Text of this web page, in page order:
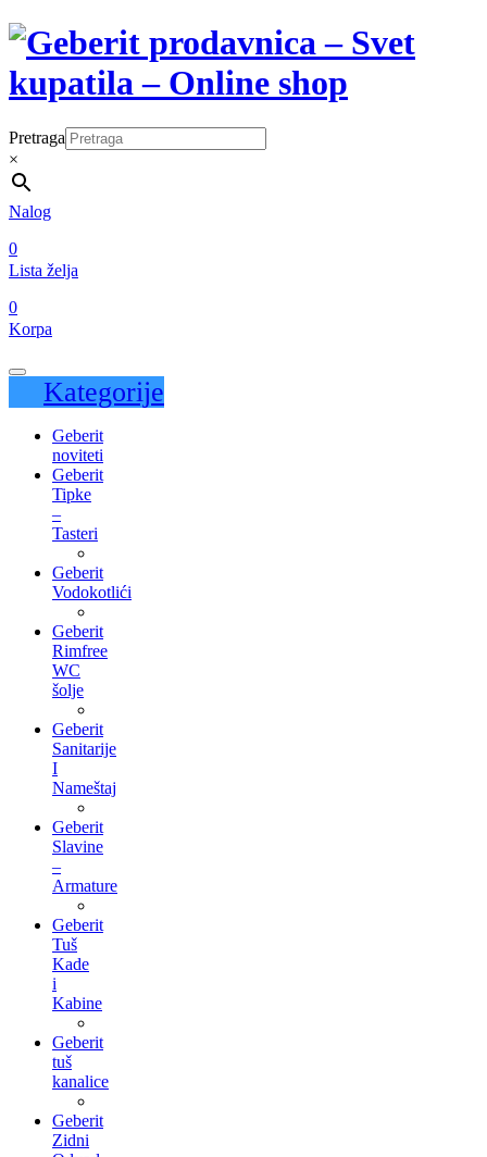
Pretraga
×
Nalog
0
Lista želja
0
Korpa
Kategorije
Geberit
noviteti
Geberit
Tipke
–
Tasteri
Geberit
Vodokotlići
Geberit
Rimfree
WC
šolje
Geberit
Sanitarije
I
Nameštaj
Geberit
Slavine
–
Armature
Geberit
Tuš
Kade
i
Kabine
Geberit
tuš
kanalice
Geberit
Zidni